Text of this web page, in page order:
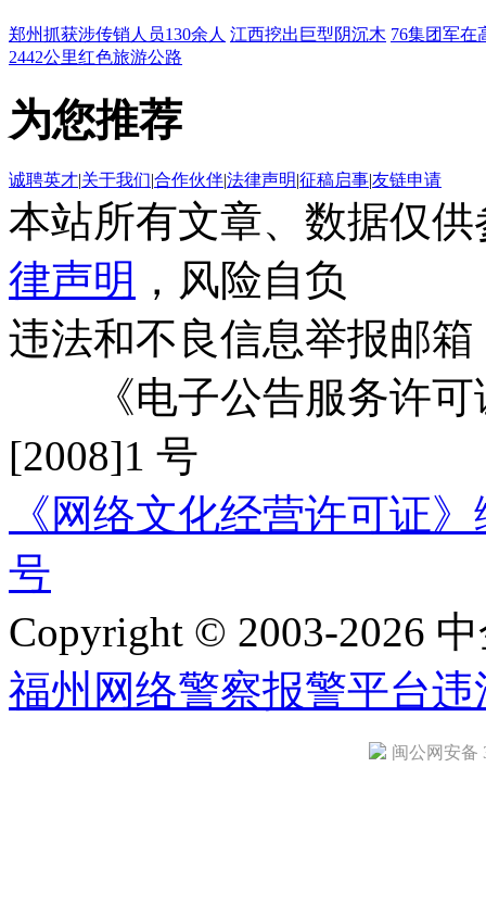
郑州抓获涉传销人员130余人 江西挖出巨型阴沉木 76集团军在
2442公里红色旅游公路
为您推荐
诚聘英才|关于我们|合作伙伴|法律声明|征稿启事|友链申请
本站所有文章、数据仅
律声明 ，风险自负
违法和不良信息举报邮箱
《电子公告服务许可
[2008]1 号
《网络文化经营许可证
号
Copyright © 2003-2026
福州网络警察报警平台违
闽公网安备